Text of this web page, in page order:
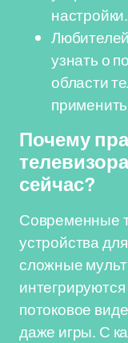
настройки.
узнать о
области
Почему
сейчас?
Современные
устройства
сложные
потоковое
даже игры. С